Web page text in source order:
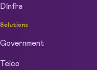
DInfra
Solutions
Government
Telco